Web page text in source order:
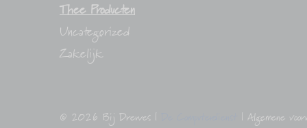
Thee Producten
Uncategorized
Zakelijk
© 2026 Bij Drewes | | Algemene